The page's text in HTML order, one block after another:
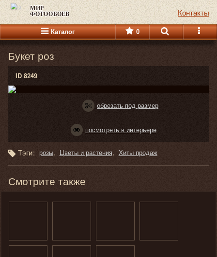
МИР
ФОТООБОЕВ Контакты
Каталог 0
Букет роз
ID 8249
обрезать под размер
посмотреть в интерьере
Тэги: розы Цветы и растения Хиты продаж
Смотрите также